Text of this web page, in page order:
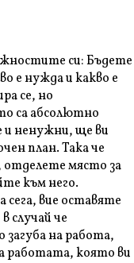
си: Бъдете
е нужда и какво е
се, но
са абсолютно
и ненужни, ще ви
план. Така че
място за
към него.
сега, вие оставяте
случай че
на работа,
работата, която ви